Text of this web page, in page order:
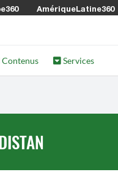
AmériqueLatine360
Contenus Services